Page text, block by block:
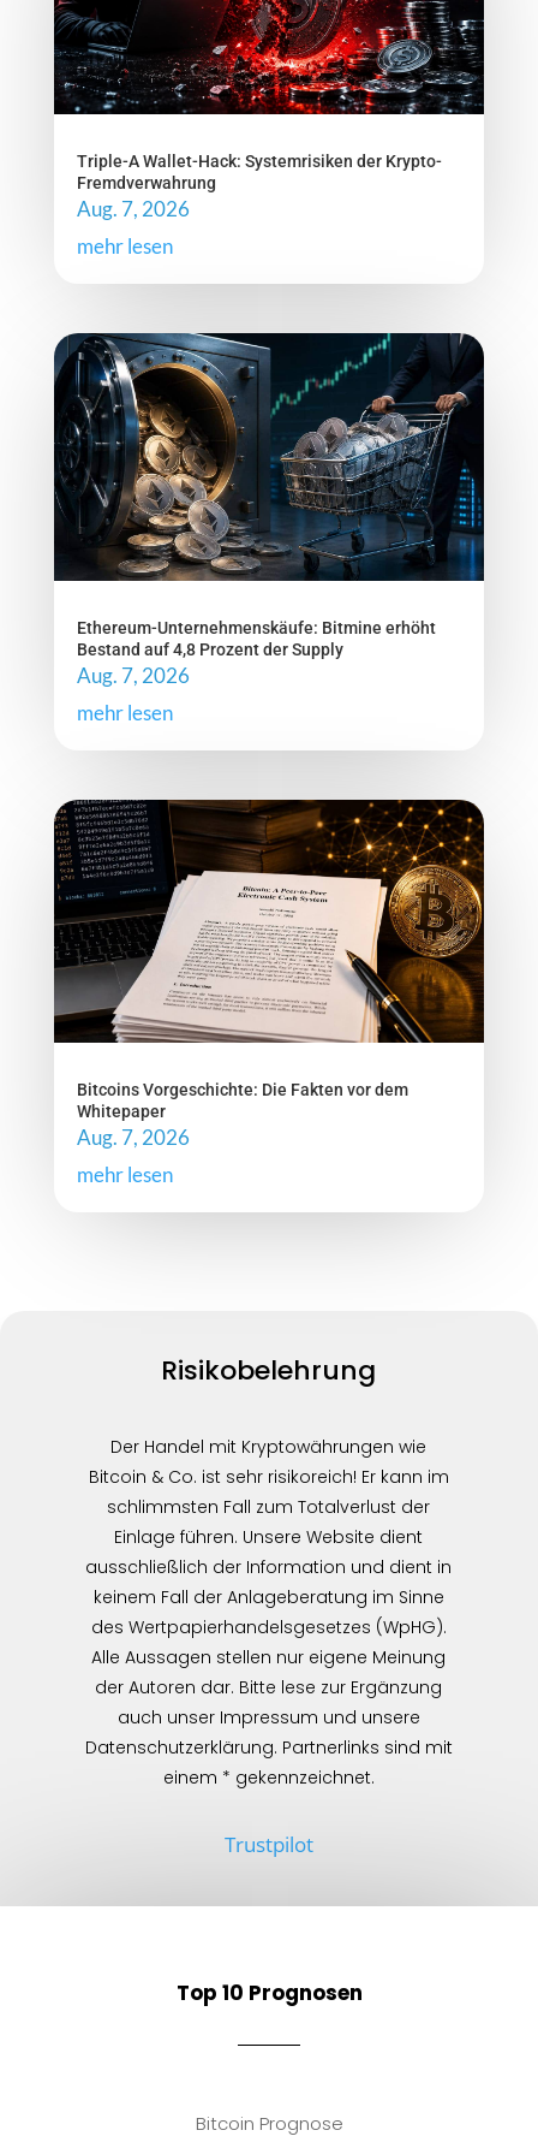
Triple-A Wallet-Hack: Systemrisiken der Krypto-
Fremdverwahrung
Aug. 7, 2026
mehr lesen
Ethereum-Unternehmenskäufe: Bitmine erhöht
Bestand auf 4,8 Prozent der Supply
Aug. 7, 2026
mehr lesen
Bitcoins Vorgeschichte: Die Fakten vor dem
Whitepaper
Aug. 7, 2026
mehr lesen
Risikobelehrung
Der Handel mit Kryptowährungen wie
Bitcoin & Co. ist sehr risikoreich! Er kann im
schlimmsten Fall zum Totalverlust der
Einlage führen. Unsere Website dient
ausschließlich der Information und dient in
keinem Fall der Anlageberatung im Sinne
des Wertpapierhandelsgesetzes (WpHG).
Alle Aussagen stellen nur eigene Meinung
der Autoren dar. Bitte lese zur Ergänzung
auch unser Impressum und unsere
Datenschutzerklärung. Partnerlinks sind mit
einem * gekennzeichnet.
Trustpilot
Top 10 Prognosen
Bitcoin Prognose